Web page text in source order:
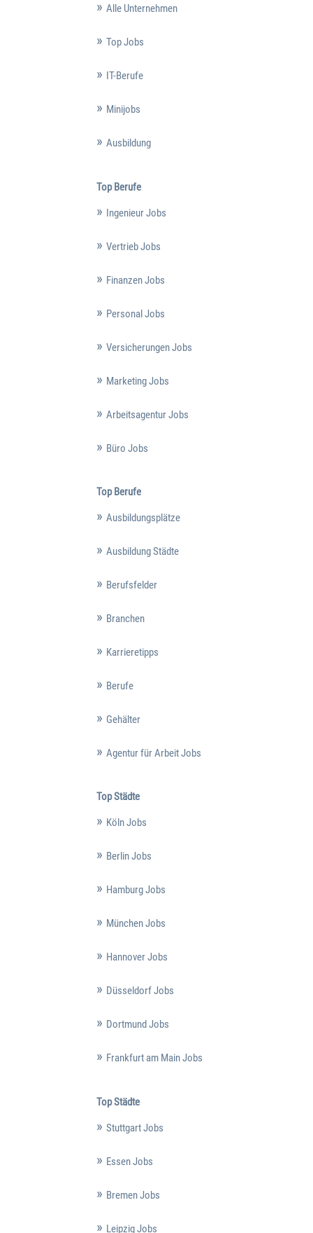
Alle Unternehmen
Top Jobs
IT-Berufe
Minijobs
Ausbildung
Top Berufe
Ingenieur Jobs
Vertrieb Jobs
Finanzen Jobs
Personal Jobs
Versicherungen Jobs
Marketing Jobs
Arbeitsagentur Jobs
Büro Jobs
Top Berufe
Ausbildungsplätze
Ausbildung Städte
Berufsfelder
Branchen
Karrieretipps
Berufe
Gehälter
Agentur für Arbeit Jobs
Top Städte
Köln Jobs
Berlin Jobs
Hamburg Jobs
München Jobs
Hannover Jobs
Düsseldorf Jobs
Dortmund Jobs
Frankfurt am Main Jobs
Top Städte
Stuttgart Jobs
Essen Jobs
Bremen Jobs
Leipzig Jobs